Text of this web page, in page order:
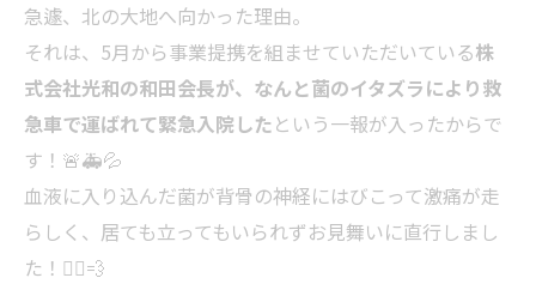
急遽、北の大地へ向かった理由。
それは、5月から事業提携を組ませていただいている株
式会社光和の和田会長が、なんと菌のイタズラにより救
急車で運ばれて緊急入院したという一報が入ったからで
す！🚨🚑💦
血液に入り込んだ菌が背骨の神経にはびこって激痛が走
らしく、居ても立ってもいられずお見舞いに直行しまし
た！🏃‍♂️💨